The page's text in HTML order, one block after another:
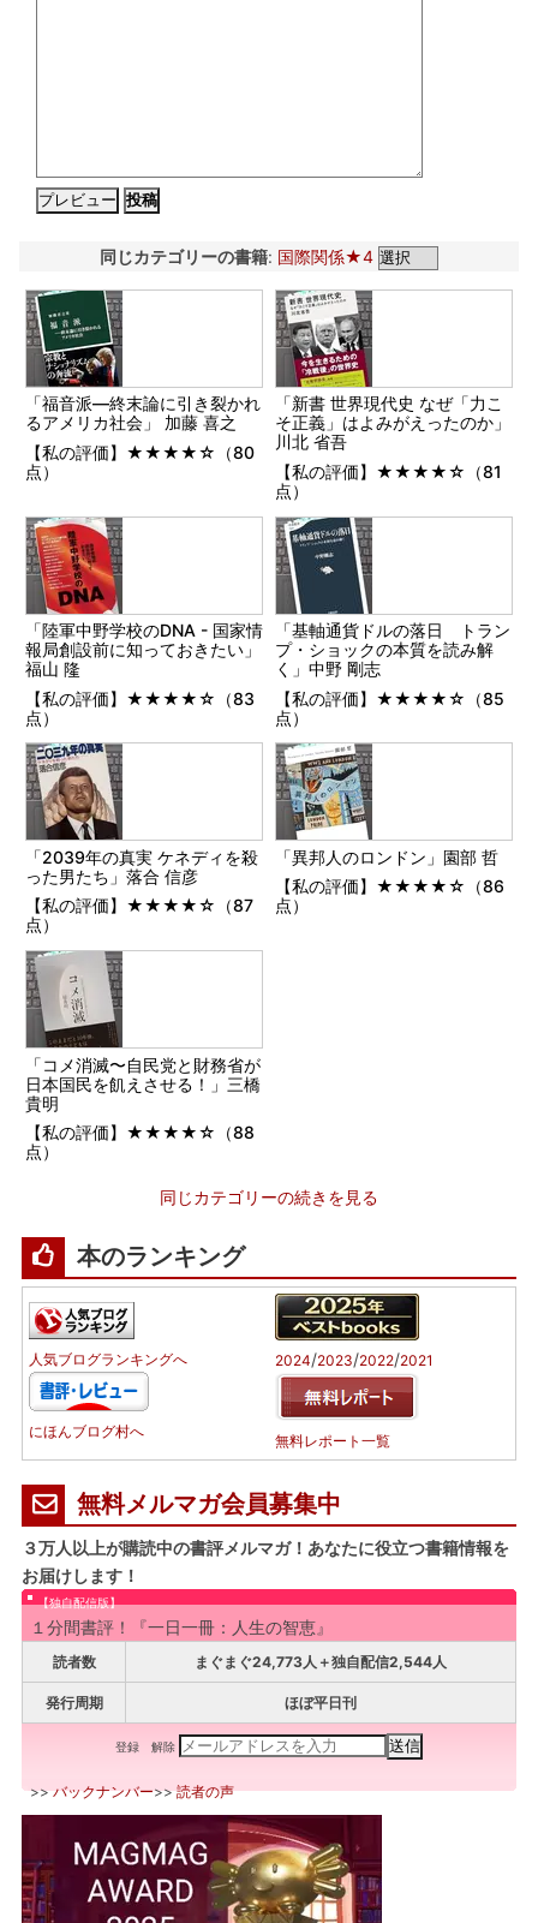
同じカテゴリーの書籍: 国際関係★4
「福音派―終末論に引き裂かれ
るアメリカ社会」 加藤 喜之
【私の評価】★★★★☆（80
点）
「新書 世界現代史 なぜ「力こ
そ正義」はよみがえったのか」
川北 省吾
【私の評価】★★★★☆（81
点）
「陸軍中野学校のDNA - 国家情
報局創設前に知っておきたい」
福山 隆
【私の評価】★★★★☆（83
点）
「基軸通貨ドルの落日 トラン
プ・ショックの本質を読み解
く」中野 剛志
【私の評価】★★★★☆（85
点）
「2039年の真実 ケネディを殺
った男たち」落合 信彦
【私の評価】★★★★☆（87
点）
「異邦人のロンドン」園部 哲
【私の評価】★★★★☆（86
点）
「コメ消滅〜自民党と財務省が
日本国民を飢えさせる！」三橋
貴明
【私の評価】★★★★☆（88
点）
同じカテゴリーの続きを見る
本のランキング
人気ブログランキングへ
にほんブログ村へ
2024/2023/2022/2021
無料レポート一覧
無料メルマガ会員募集中
３万人以上が購読中の書評メルマガ！あなたに役立つ書籍情報を
お届けします！
【独自配信版】
１分間書評！『一日一冊：人生の智恵』
読者数 まぐまぐ24,773人＋独自配信2,544人
発行周期 ほぼ平日刊
登録 解除
>>バックナンバー>>読者の声